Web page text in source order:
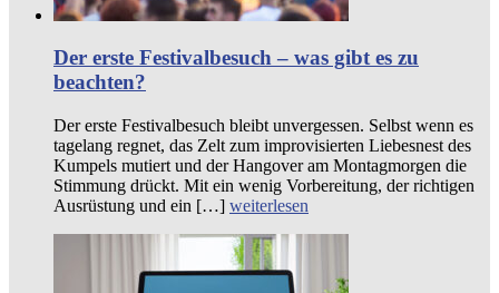
Der erste Festivalbesuch – was gibt es zu
beachten?
Der erste Festivalbesuch bleibt unvergessen. Selbst wenn es
tagelang regnet, das Zelt zum improvisierten Liebesnest des
Kumpels mutiert und der Hangover am Montagmorgen die
Stimmung drückt. Mit ein wenig Vorbereitung, der richtigen
Ausrüstung und ein […] weiterlesen